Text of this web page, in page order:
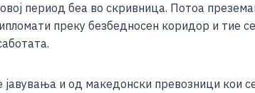
период беа во скривница. Потоа
преку безбедносен коридор и тие
и од македонски превозници кои